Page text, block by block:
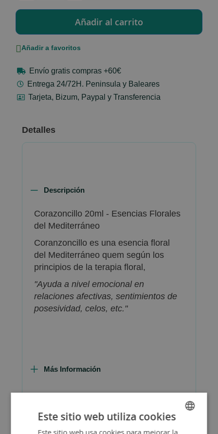
Añadir a favoritos
Envío gratis compras +60€
Entrega 24/72H. Peninsula y Baleares
Tarjeta, Bizum, Paypal y Transferencia
Detalles
Descripción
Corazoncillo 20ml - Esencias Florales
del Mediterráneo
Coranzoncillo es una esencia floral
del Mediterráneo quem según los
principios de la terapia floral,
"Ayuda a nivel emocional en
relaciones afectivas, sentimientos de
posesividad, celos, etc."
Más Información
SPANISH
Este sitio web utiliza cookies
Este sitio web usa cookies para mejorar la